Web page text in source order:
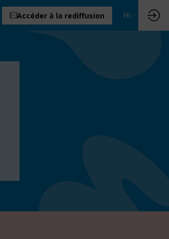
Accéder à la rediffusion FR